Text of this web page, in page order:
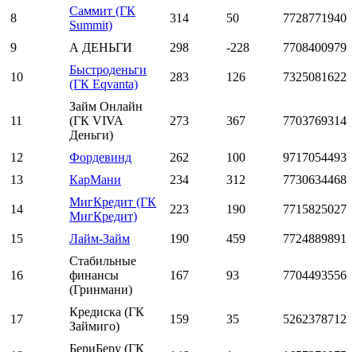
8
Саммит (ГК
Summit)
314 50 7728771940
9 А ДЕНЬГИ 298 -228 7708400979
10
Быстроденьги
(ГК Eqvanta)
283 126 7325081622
11
Займ Онлайн
(ГК VIVA
Деньги)
273 367 7703769314
12 Фордевинд 262 100
9717054493
13
КарМани 234 312 7730634468
14
МигКредит (ГК
МигКредит)
223 190 7715825027
15 Лайм-Займ 190 459 7724889891
16
Стабильные
финансы
(Гринмани)
167 93 7704493556
17
Кредиска (ГК
Займиго)
159 35 5262378712
БериБеру (ГК